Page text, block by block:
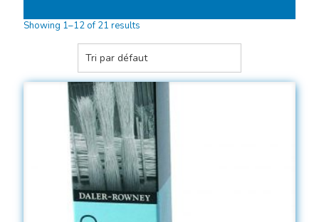
Showing 1–12 of 21 results